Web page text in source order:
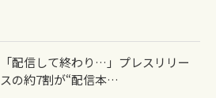
「配信して終わり…」プレスリリー
スの約7割が“配信本…